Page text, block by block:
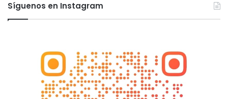
Síguenos en Instagram